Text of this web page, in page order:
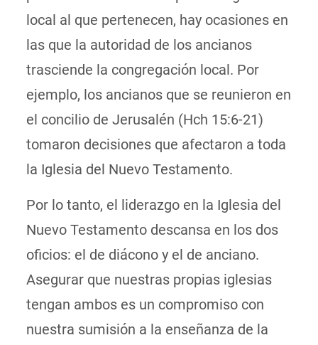
local al que pertenecen, hay ocasiones en
las que la autoridad de los ancianos
trasciende la congregación local. Por
ejemplo, los ancianos que se reunieron en
el concilio de Jerusalén (Hch 15:6-21)
tomaron decisiones que afectaron a toda
la Iglesia del Nuevo Testamento.
Por lo tanto, el liderazgo en la Iglesia del
Nuevo Testamento descansa en los dos
oficios: el de diácono y el de anciano.
Asegurar que nuestras propias iglesias
tengan ambos es un compromiso con
nuestra sumisión a la enseñanza de la